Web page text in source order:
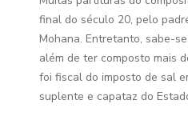
final do século 20, pelo
Mohana. Entretanto, sabe-
além de ter composto mais
foi fiscal do imposto de sal
suplente e capataz do